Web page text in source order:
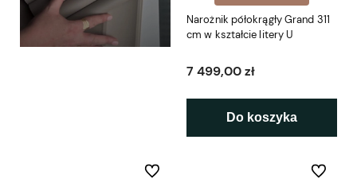
Narożnik półokrągły Grand 311
cm w kształcie litery U
7 499,00 zł
Do koszyka
Do ulubionych Do